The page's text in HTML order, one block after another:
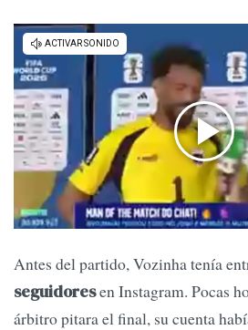
Antes del partido, Vozinha tenía
seguidoresen Instagram. Pocas
árbitro pitara el final, su cuenta